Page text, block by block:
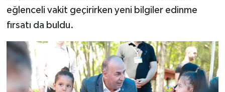
eğlenceli vakit geçirirken yeni bilgiler edinme
fırsatı da buldu.